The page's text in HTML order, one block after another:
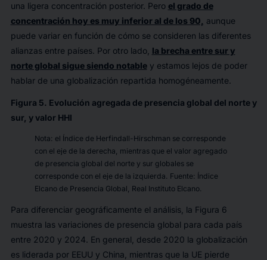
una ligera concentración posterior. Pero el grado de
concentración hoy es muy inferior al de los 90,
aunque
puede variar en función de cómo se consideren las diferentes
alianzas entre países. Por otro lado, la brecha entre sur y
norte global sigue siendo notabley estamos lejos de poder
hablar de una globalización repartida homogéneamente.
Figura 5. Evolución agregada de presencia global del norte y
sur, y valor HHI
Nota: el Índice de Herfindall-Hirschman se corresponde
con el eje de la derecha, mientras que el valor agregado
de presencia global del norte y sur globales se
corresponde con el eje de la izquierda. Fuente: Índice
Elcano de Presencia Global, Real Instituto Elcano.
Para diferenciar geográficamente el análisis, la Figura 6
muestra las variaciones de presencia global para cada país
entre 2020 y 2024. En general, desde 2020 la globalización
es liderada por EEUU y China, mientras que la UE pierde